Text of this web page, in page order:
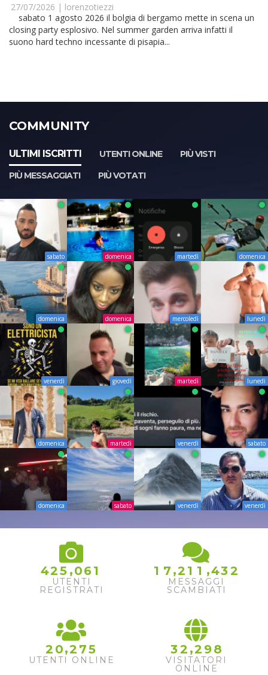
27/07/2026 | lorenzotiezzi
closing party esplosivo. Nel summer garden arriva infatti il
suono hard techno incessante di pisapia...
COMMUNITY
ULTIMI ISCRITTI UTENTI ONLINE
PIÙ VISTI
PIÙ MESSAGGIATI
PIÙ VOTATI
sabato domenica martedì domenica
domenica domenica mercoledì lunedì
venerdì giovedì martedì lunedì
domenica martedì venerdì sabato
domenica sabato venerdì venerdì
425 ,061
UTENTI
REGISTRATI
1 7 ,2 1 1 ,432
MESSAGGI
SCAMBIATI
2 0,2 75
UTENTI ONLINE
32 ,2 98
VISITATORI
ONLINE